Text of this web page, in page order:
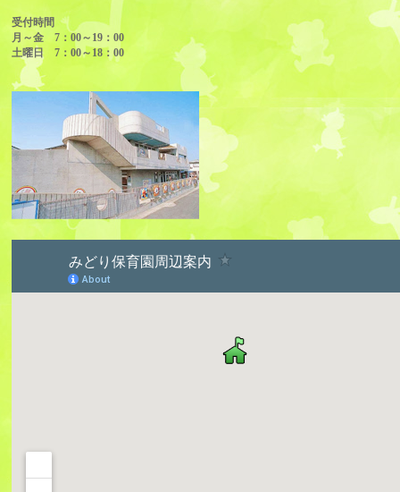
受付時間
月～金 7：00～19：00
土曜日 7：00～18：00